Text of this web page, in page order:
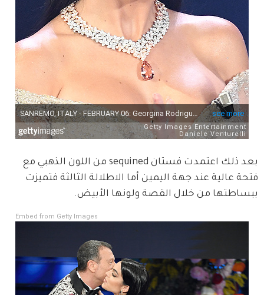
بعد ذلك اعتمدت فستان sequined من اللون الذهبي مع
فتحة عالية عند جهة اليمين أما الاطلالة الثالثة فتميزت
ببساطتها من خلال القصة ولونها الأبيض.
Embed from Getty Images